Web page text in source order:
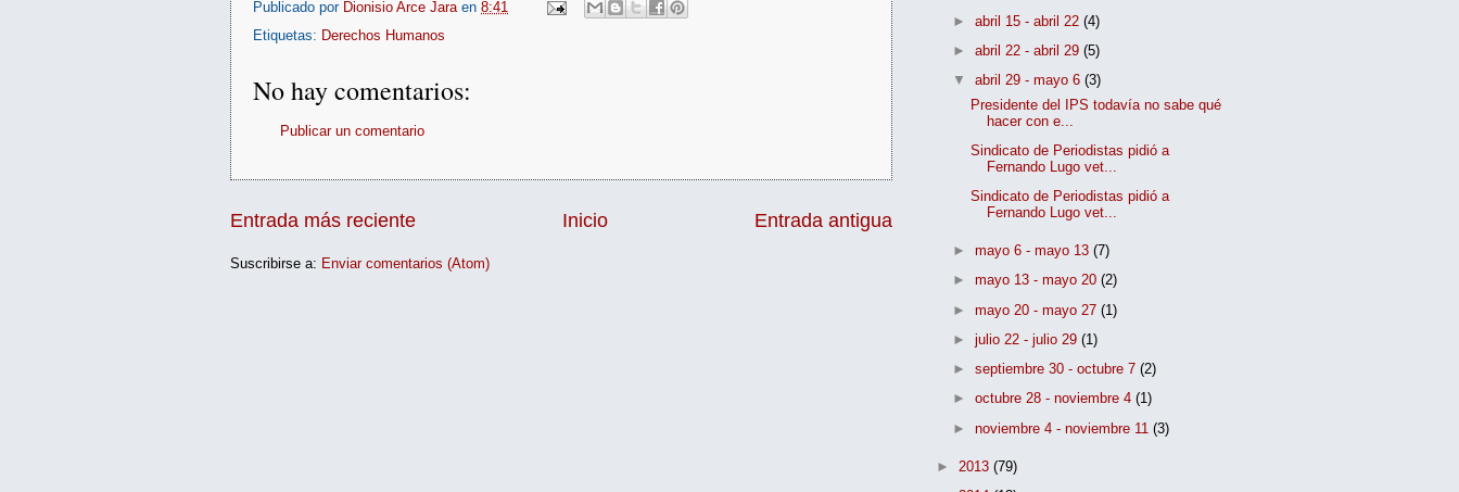
Publicado por Dionisio Arce Jara en 8:41
Etiquetas: Derechos Humanos
No hay comentarios:
Publicar un comentario
Entrada más reciente Entrada antigua
Inicio
Suscribirse a: Enviar comentarios (Atom)
►abril 15 - abril 22(4)
►abril 22 - abril 29(5)
▼abril 29 - mayo 6(3)
Presidente del IPS todavía no sabe qué
hacer con e...
Sindicato de Periodistas pidió a
Fernando Lugo vet...
Sindicato de Periodistas pidió a
Fernando Lugo vet...
►mayo 6 - mayo 13(7)
►mayo 13 - mayo 20(2)
►mayo 20 - mayo 27(1)
►julio 22 - julio 29(1)
►septiembre 30 - octubre 7(2)
►octubre 28 - noviembre 4(1)
►noviembre 4 - noviembre 11(3)
► 2013 (79)